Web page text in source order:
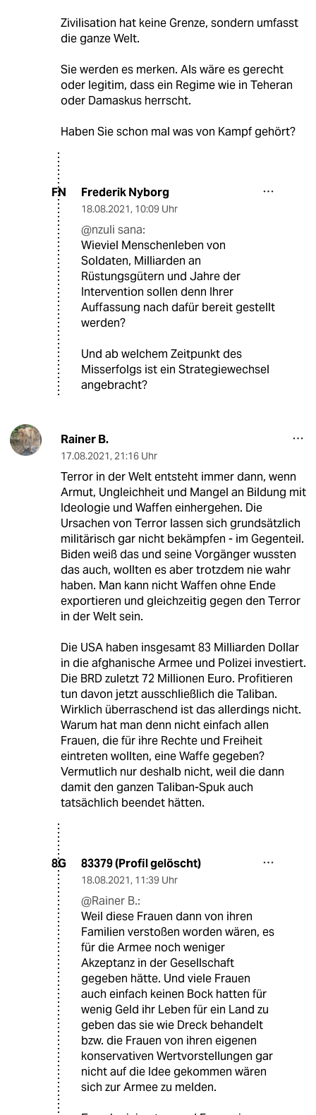
Zivilisation hat keine Grenze, sondern umfasst
die ganze Welt.
Sie werden es merken. Als wäre es gerecht
oder legitim, dass ein Regime wie in Teheran
oder Damaskus herrscht.
Haben Sie schon mal was von Kampf gehört?
FN Frederik Nyborg
18.08.2021, 10:09 Uhr
@nzuli sana:
Wieviel Menschenleben von
Soldaten, Milliarden an
Rüstungsgütern und Jahre der
Intervention sollen denn Ihrer
Auffassung nach dafür bereit gestellt
werden?
Und ab welchem Zeitpunkt des
Misserfolgs ist ein Strategiewechsel
angebracht?
Rainer B.
17.08.2021, 21:16 Uhr
Terror in der Welt entsteht immer dann, wenn
Armut, Ungleichheit und Mangel an Bildung mit
Ideologie und Waffen einhergehen. Die
Ursachen von Terror lassen sich grundsätzlich
militärisch gar nicht bekämpfen - im Gegenteil.
Biden weiß das und seine Vorgänger wussten
das auch, wollten es aber trotzdem nie wahr
haben. Man kann nicht Waffen ohne Ende
exportieren und gleichzeitig gegen den Terror
in der Welt sein.
Die USA haben insgesamt 83 Milliarden Dollar
in die afghanische Armee und Polizei investiert.
Die BRD zuletzt 72 Millionen Euro. Profitieren
tun davon jetzt ausschließlich die Taliban.
Wirklich überraschend ist das allerdings nicht.
Warum hat man denn nicht einfach allen
Frauen, die für ihre Rechte und Freiheit
eintreten wollten, eine Waffe gegeben?
Vermutlich nur deshalb nicht, weil die dann
damit den ganzen Taliban-Spuk auch
tatsächlich beendet hätten.
8G 83379 (Profil gelöscht)
18.08.2021, 11:39 Uhr
@Rainer B.:
Weil diese Frauen dann von ihren
Familien verstoßen worden wären, es
für die Armee noch weniger
Akzeptanz in der Gesellschaft
gegeben hätte. Und viele Frauen
auch einfach keinen Bock hatten für
wenig Geld ihr Leben für ein Land zu
geben das sie wie Dreck behandelt
bzw. die Frauen von ihren eigenen
konservativen Wertvorstellungen gar
nicht auf die Idee gekommen wären
sich zur Armee zu melden.